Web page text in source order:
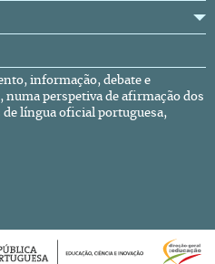
informação, debate e
perspetiva de afirmação dos
língua oficial portuguesa,